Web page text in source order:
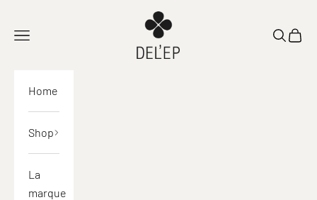
Ouvrir la navigation
Ouvrir la
Voir
Home
Shop
La
marque